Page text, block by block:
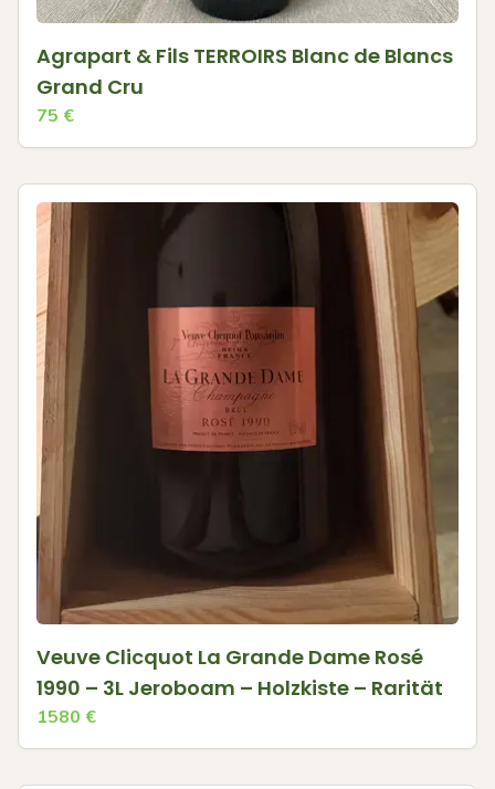
Agrapart & Fils TERROIRS Blanc de Blancs
Grand Cru
75 €
Veuve Clicquot La Grande Dame Rosé
1990 – 3L Jeroboam – Holzkiste – Rarität
1580 €